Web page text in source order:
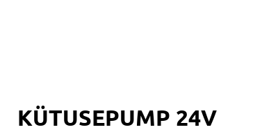
KÜTUSEPUMP 24V